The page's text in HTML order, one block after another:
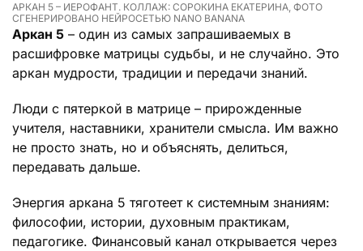
АРКАН 5 – ИЕРОФАНТ. КОЛЛАЖ: СОРОКИНА ЕКАТЕРИНА, ФОТО
СГЕНЕРИРОВАНО НЕЙРОСЕТЬЮ NANO BANANA
Аркан 5 – один из самых запрашиваемых в
расшифровке матрицы судьбы, и не случайно. Это
аркан мудрости, традиции и передачи знаний.
Люди с пятеркой в матрице – прирожденные
учителя, наставники, хранители смысла. Им важно
не просто знать, но и объяснять, делиться,
передавать дальше.
Энергия аркана 5 тяготеет к системным знаниям:
философии, истории, духовным практикам,
педагогике. Финансовый канал открывается через